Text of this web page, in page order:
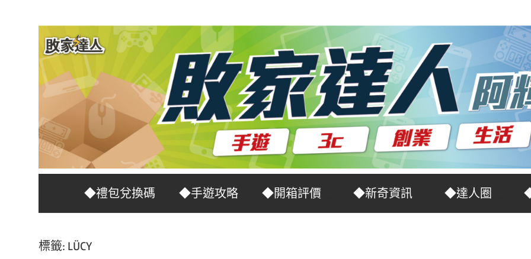
家
No.1
戲
◆禮包兌換碼 ◆手遊攻略 ◆開箱評價 ◆新奇資訊 ◆達人圈
標籤: LÜCY